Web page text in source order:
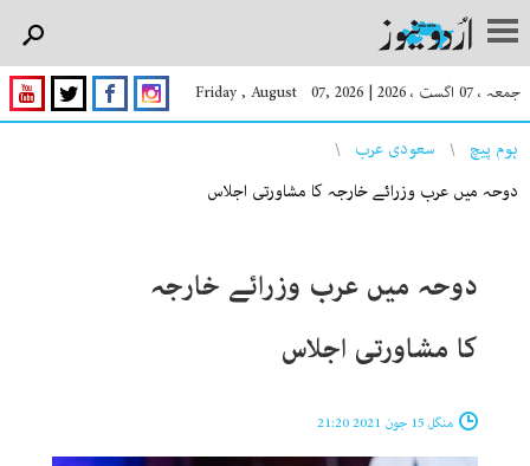
جمعہ ، 07 اگست ، 2026 |
Friday , August 07, 2026
You are here
ہوم پیچ
سعودی عرب
دوحہ میں عرب وزرائے خارجہ کا مشاورتی اجلاس
دوحہ میں عرب وزرائے خارجہ
کا مشاورتی اجلاس
منگل 15 جون 2021 21:20